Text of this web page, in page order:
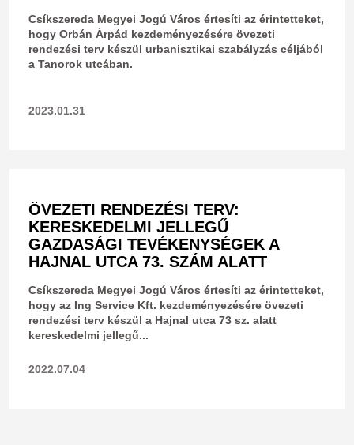
Csíkszereda Megyei Jogú Város értesíti az érintetteket,
hogy Orbán Árpád kezdeményezésére övezeti
rendezési terv készül urbanisztikai szabályzás céljából
a Tanorok utcában.
2023.01.31
ÖVEZETI RENDEZÉSI TERV:
KERESKEDELMI JELLEGŰ
GAZDASÁGI TEVÉKENYSÉGEK A
HAJNAL UTCA 73. SZÁM ALATT
Csíkszereda Megyei Jogú Város értesíti az érintetteket,
hogy az Ing Service Kft. kezdeményezésére övezeti
rendezési terv készül a Hajnal utca 73 sz. alatt
kereskedelmi jellegű...
2022.07.04